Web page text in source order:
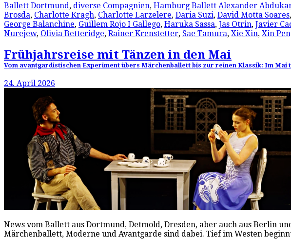
Ballett Dortmund, diverse Compagnien, Hamburg Ballett Alexander
Brosda, Charlotte Kragh, Charlotte Larzelere, Daria Suzi, David Motta Soares,
George Balanchine, Guillem Rojo I Gallego, Haruka Sassa, Jas Otrin, Javier
Nurejew, Olivia Betteridge, Rainer Krenstetter, Sae Tamura, Xie Xin, Xin
Frühjahrsreise mit Tänzen in den Mai
Vom avantgardistischen Experiment übers Märchenballett bis zur reinen Klassik: Im
24. April 2026
News vom Ballett aus Dortmund, Detmold, Dresden, aber auch aus Berlin
Märchenballett, Moderne und Avantgarde sind dabei. Tief im Westen